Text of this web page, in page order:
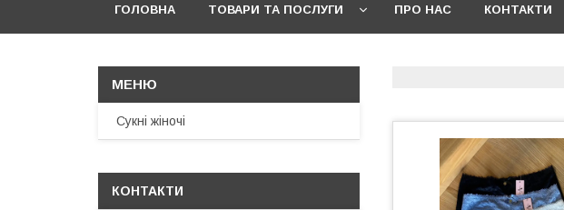
ГОЛОВНА ТОВАРИ ТА ПОСЛУГИ ПРО НАС КОНТАКТИ
Сукні жіночі
КОНТАКТИ